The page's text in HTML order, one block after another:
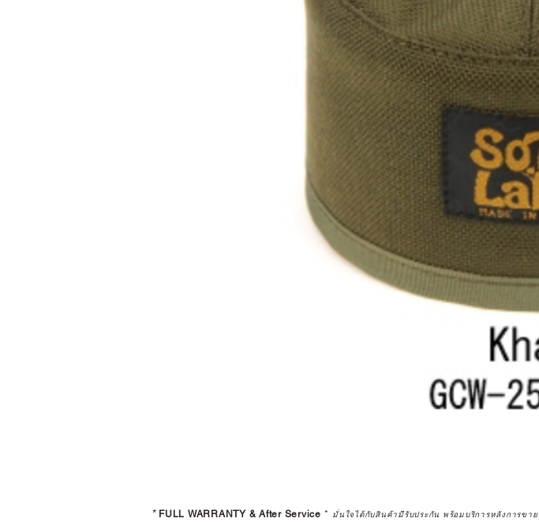
* FULL WARRANTY & After Service * มั่นใจได้กับสินค้ามีรับประกัน พร้อมบริการหลังการขาย